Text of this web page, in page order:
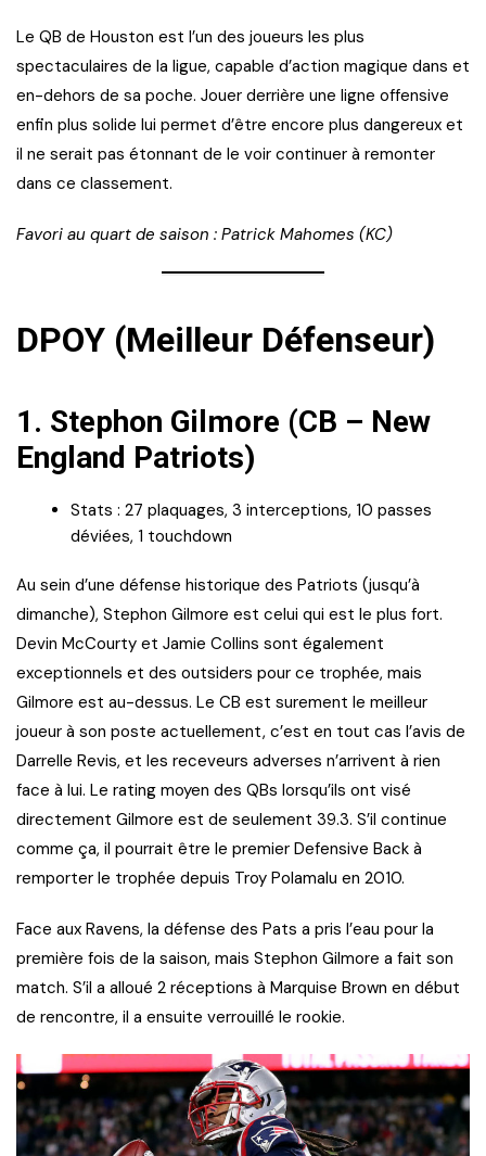
Le QB de Houston est l’un des joueurs les plus
spectaculaires de la ligue, capable d’action magique dans et
en-dehors de sa poche. Jouer derrière une ligne offensive
enfin plus solide lui permet d’être encore plus dangereux et
il ne serait pas étonnant de le voir continuer à remonter
dans ce classement.
Favori au quart de saison : Patrick Mahomes (KC)
DPOY (Meilleur Défenseur)
1. Stephon Gilmore (CB – New
England Patriots)
Stats : 27 plaquages, 3 interceptions, 10 passes
déviées, 1 touchdown
Au sein d’une défense historique des Patriots (jusqu’à
dimanche), Stephon Gilmore est celui qui est le plus fort.
Devin McCourty et Jamie Collins sont également
exceptionnels et des outsiders pour ce trophée, mais
Gilmore est au-dessus. Le CB est surement le meilleur
joueur à son poste actuellement, c’est en tout cas l’avis de
Darrelle Revis, et les receveurs adverses n’arrivent à rien
face à lui. Le rating moyen des QBs lorsqu’ils ont visé
directement Gilmore est de seulement 39.3. S’il continue
comme ça, il pourrait être le premier Defensive Back à
remporter le trophée depuis Troy Polamalu en 2010.
Face aux Ravens, la défense des Pats a pris l’eau pour la
première fois de la saison, mais Stephon Gilmore a fait son
match. S’il a alloué 2 réceptions à Marquise Brown en début
de rencontre, il a ensuite verrouillé le rookie.